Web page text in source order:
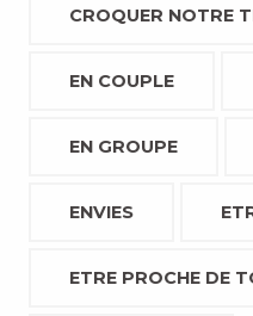
CROQUER NOTRE
EN COUPLE
EN GROUPE
ENVIES
ETRE PROCHE DE